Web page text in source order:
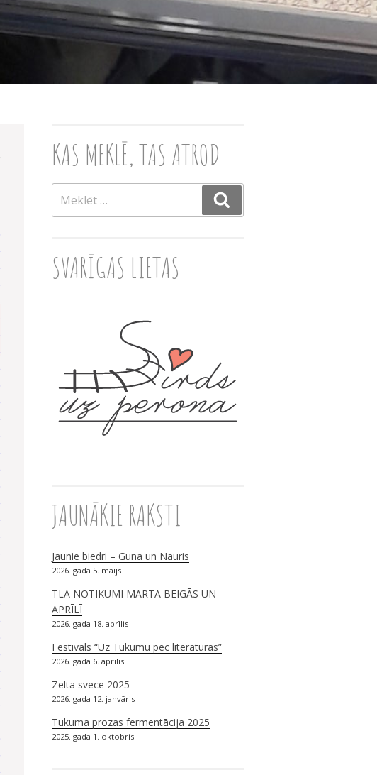
KAS MEKLĒ, TAS ATROD
SVARĪGAS LIETAS
JAUNĀKIE RAKSTI
Jaunie biedri – Guna un Nauris
2026. gada 5. maijs
TLA NOTIKUMI MARTA BEIGĀS UN
APRĪLĪ
2026. gada 18. aprīlis
Festivāls “Uz Tukumu pēc literatūras”
2026. gada 6. aprīlis
Zelta svece 2025
2026. gada 12. janvāris
Tukuma prozas fermentācija 2025
2025. gada 1. oktobris